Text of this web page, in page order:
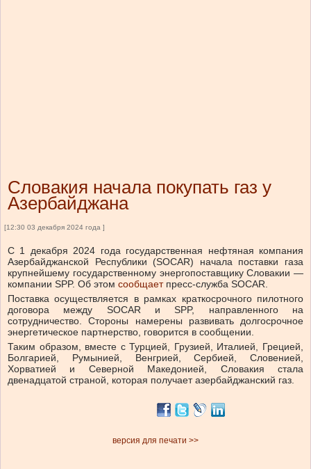
Словакия начала покупать газ у
Азербайджана
[12:30 03 декабря 2024 года ]
С 1 декабря 2024 года государственная нефтяная компания
Азербайджанской Республики (SOCAR) начала поставки газа
крупнейшему государственному энергопоставщику Словакии —
компании SPP. Об этом сообщает пресс-служба SOCAR.
Поставка осуществляется в рамках краткосрочного пилотного
договора между SOCAR и SPP, направленного на
сотрудничество. Стороны намерены развивать долгосрочное
энергетическое партнерство, говорится в сообщении.
Таким образом, вместе с Турцией, Грузией, Италией, Грецией,
Болгарией, Румынией, Венгрией, Сербией, Словенией,
Хорватией и Северной Македонией, Словакия стала
двенадцатой страной, которая получает азербайджанский газ.
версия для печати >>